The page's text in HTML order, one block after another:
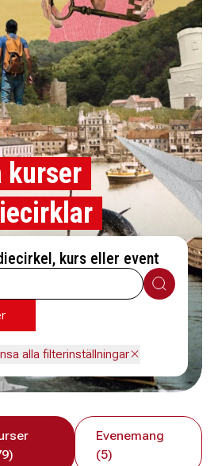
kurser
kurs eller event
Sök
alla filterinställningar
Evenemang
(5)